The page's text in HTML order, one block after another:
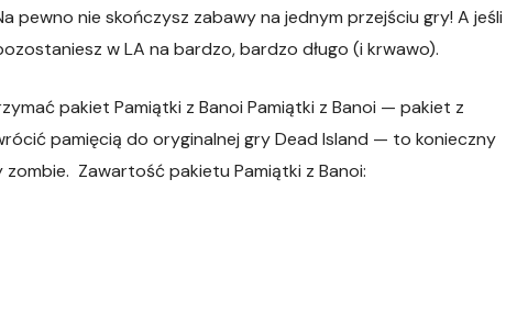
pewno nie skończysz zabawy na jednym przejściu gry! A jeśli
w LA na bardzo, bardzo długo (i krwawo).
pakiet Pamiątki z Banoi Pamiątki z Banoi — pakiet z
pamięcią do oryginalnej gry Dead Island — to konieczny
Zawartość pakietu Pamiątki z Banoi: